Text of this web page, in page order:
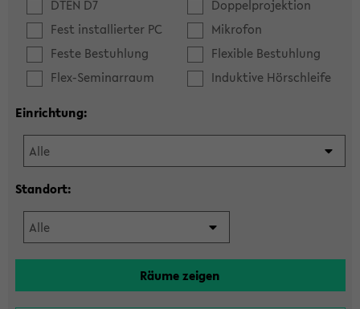
DTEN D7
Doppelprojektion
Fest installierter PC
Mikrofon
Feste Bestuhlung
Flexible Bestuhlung
Flex-Seminarraum
Induktive Hörschleife
Einrichtung:
Standort: